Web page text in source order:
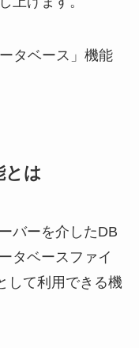
タベース」機能
とは
バーを介したDB
タベースファイ
して利用できる機